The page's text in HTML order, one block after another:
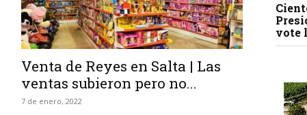
Venta de Reyes en Salta | Las
ventas subieron pero no...
7 de enero, 2022
vote